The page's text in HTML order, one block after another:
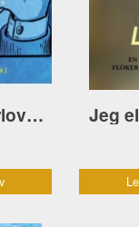
Ene-Bjarne – forloverens makt Jeg